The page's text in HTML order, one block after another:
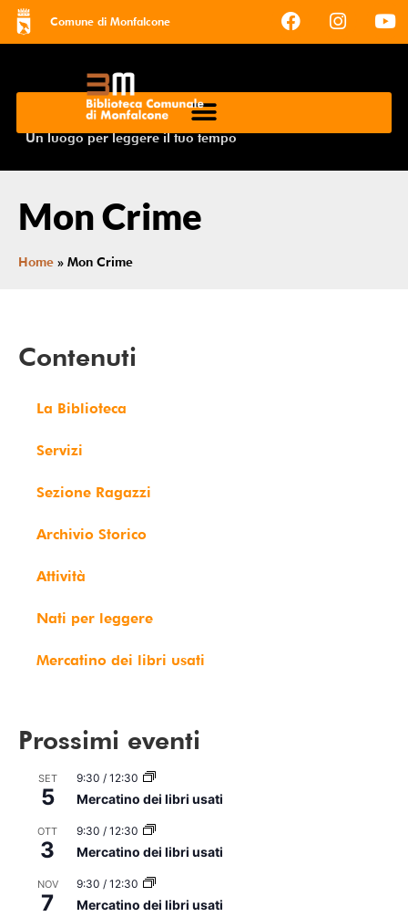
Comune di Monfalcone
Un luogo per leggere il tuo tempo
Mon Crime
Home » Mon Crime
Contenuti
La Biblioteca
Servizi
Sezione Ragazzi
Archivio Storico
Attività
Nati per leggere
Mercatino dei libri usati
Prossimi eventi
SET
5
9:30 / 12:30
Mercatino dei libri usati
OTT
3
9:30 / 12:30
Mercatino dei libri usati
NOV
7
9:30 / 12:30
Mercatino dei libri usati